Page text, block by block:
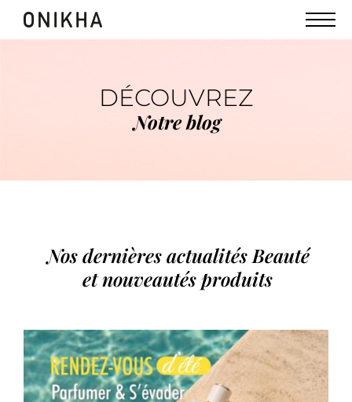
DÉCOUVREZ
Notre blog
Nos dernières actualités Beauté
et nouveautés produits